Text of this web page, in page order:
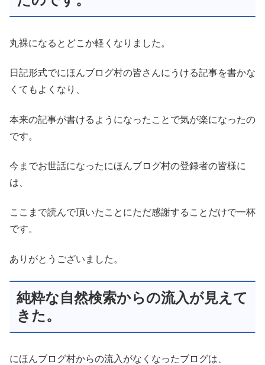
丸裸になるとどこか軽くなりました。
日記形式でにほんブログ村の皆さんにうける記事を書かな
くてもよくなり、
本来の記事が書けるようになったことで気が楽になったの
です。
今までお世話になったにほんブログ村の登録者の皆様に
は、
ここまで読んで頂いたことにただ感謝することだけで一杯
です。
ありがとうございました。
純粋な自然検索からの流入が見えて
きた。
にほんブログ村からの流入がなくなったブログは、